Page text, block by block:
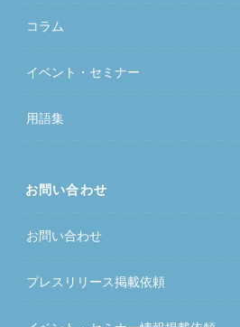
コラム
イベント・セミナー
用語集
お問い合わせ
お問い合わせ
プレスリリース掲載依頼